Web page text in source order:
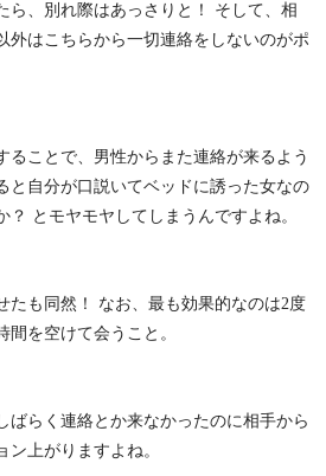
ら、別れ際はあっさりと！ そして、相
外はこちらから一切連絡をしないのがポ
ることで、男性からまた連絡が来るよう
と自分が口説いてベッドに誘った女なの
？ とモヤモヤしてしまうんですよね。
たも同然！ なお、最も効果的なのは2度
間を空けて会うこと。
ばらく連絡とか来なかったのに相手から
ン上がりますよね。